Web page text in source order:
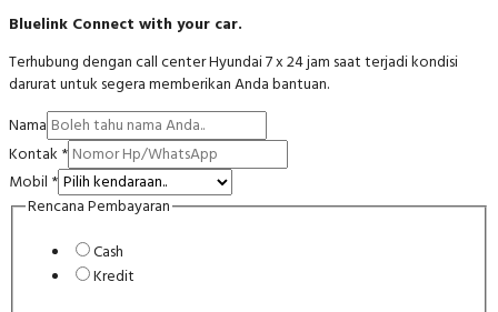
Bluelink Connect with your car.
Terhubung dengan call center Hyundai 7 x 24 jam saat terjadi kondisi
darurat untuk segera memberikan Anda bantuan.
Nama
Kontak *
Mobil *
Rencana Pembayaran
Cash
Kredit